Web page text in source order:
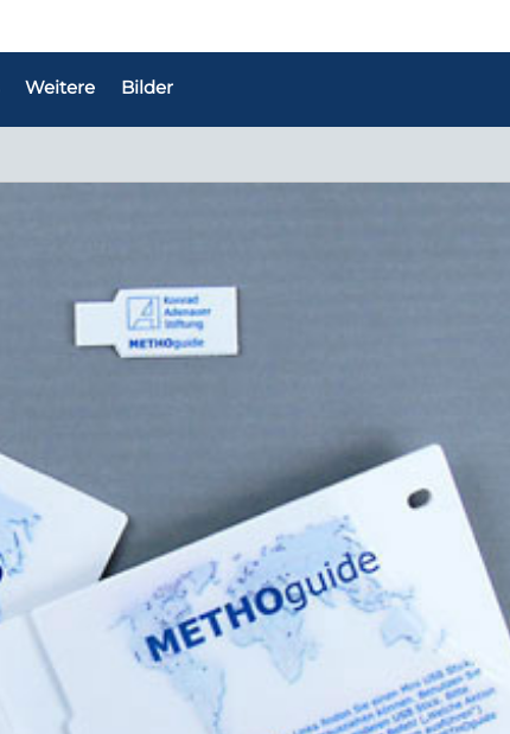
Weitere Bilder